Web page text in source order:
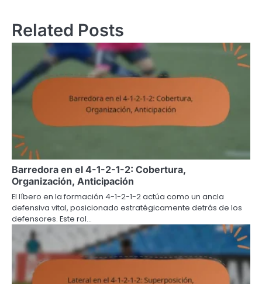
Related Posts
Barredora en el 4-1-2-1-2: Cobertura,
Organización, Anticipación
El líbero en la formación 4-1-2-1-2 actúa como un ancla
defensiva vital, posicionado estratégicamente detrás de los
defensores. Este rol…